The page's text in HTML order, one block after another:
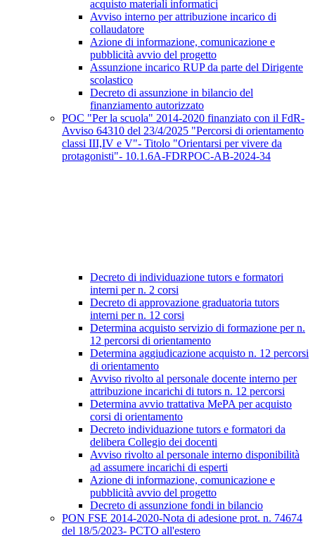
acquisto materiali informatici
Avviso interno per attribuzione incarico di
collaudatore
Azione di informazione, comunicazione e
pubblicità avvio del progetto
Assunzione incarico RUP da parte del Dirigente
scolastico
Decreto di assunzione in bilancio del
finanziamento autorizzato
POC "Per la scuola" 2014-2020 finanziato con il FdR-
Avviso 64310 del 23/4/2025 "Percorsi di orientamento
classi III,IV e V"- Titolo "Orientarsi per vivere da
protagonisti"- 10.1.6A-FDRPOC-AB-2024-34
Decreto di individuazione tutors e formatori
interni per n. 2 corsi
Decreto di approvazione graduatoria tutors
interni per n. 12 corsi
Determina acquisto servizio di formazione per n.
12 percorsi di orientamento
Determina aggiudicazione acquisto n. 12 percorsi
di orientamento
Avviso rivolto al personale docente interno per
attribuzione incarichi di tutors n. 12 percorsi
Determina avvio trattativa MePA per acquisto
corsi di orientamento
Decreto individuazione tutors e formatori da
delibera Collegio dei docenti
Avviso rivolto al personale interno disponibilità
ad assumere incarichi di esperti
Azione di informazione, comunicazione e
pubblicità avvio del progetto
Decreto di assunzione fondi in bilancio
PON FSE 2014-2020-Nota di adesione prot. n. 74674
del 18/5/2023- PCTO all'estero